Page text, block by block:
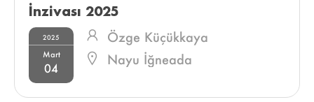
İnzivası 2025
2025
Mart
04
Özge Küçükkaya
Nayu İğneada